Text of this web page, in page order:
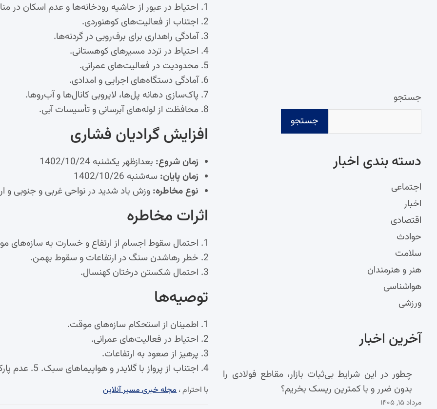
احتیاط در عبور از حاشیه رودخانه‌ها و عدم اسکان در
اجتناب از فعالیت‌های کوهنوردی.
آمادگی راهداری برای برف‌روبی در گردنه‌ها.
احتیاط در تردد مسیرهای کوهستانی.
محدودیت در فعالیت‌های عمرانی.
آمادگی دستگاه‌های اجرایی و امدادی.
پاک‌سازی دهانه پل‌ها، لایروبی کانال‌ها و آب‌روها.
محافظت از لوله‌های آبرسانی و تأسیسات آبی.
افزایش گرادیان فشاری
زمان شروع: بعدازظهر یکشنبه 1402/10/24
زمان پایان: سه‌شنبه 1402/10/26
نوع مخاطره: وزش باد شدید در نواحی غربی و جنوبی و
اثرات مخاطره
احتمال سقوط اجسام از ارتفاع و خسارت به
خطر رهاشدن سنگ در ارتفاعات و سقوط بهمن.
احتمال شکستن درختان کهنسال.
توصیه‌ها
اطمینان از استحکام سازه‌های موقت.
احتیاط در فعالیت‌های عمرانی.
پرهیز از صعود به ارتفاعات.
اجتناب از پرواز با گلایدر و هواپیماهای سبک. 5.‌ عدم پارک خودرو کنار درختان کهنسال و سازه‌های نیمه‌کاره.
با احترام ،مجله خبری مسیر آنلاین
جستجو
جستجو
دسته‌ بندی اخبار
اجتماعی
اخبار
اقتصادی
حوادث
سلامت
هنر و هنرمندان
هواشناسی
ورزشی
آخرین اخبار
چطور در این شرایط بی‌ثبات بازار، مقاطع فولادی را
بدون ضرر و با کمترین ریسک بخریم؟
مرداد ۱۵, ۱۴۰۵